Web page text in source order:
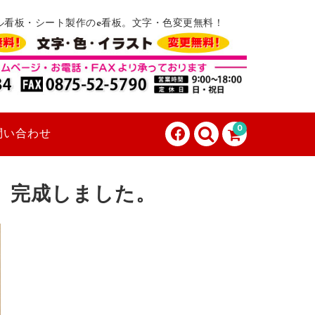
板・シート製作のe看板。文字・色変更無料！
0
い合わせ
成しました。